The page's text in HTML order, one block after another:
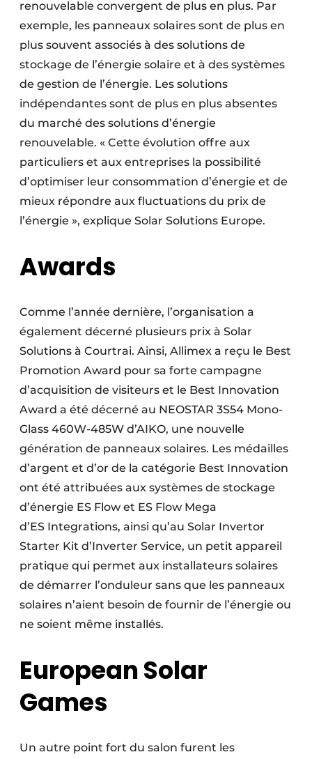
renouvelable convergent de plus en plus. Par
exemple, les panneaux solaires sont de plus en
plus souvent associés à des solutions de
stockage de l’énergie solaire et à des systèmes
de gestion de l’énergie. Les solutions
indépendantes sont de plus en plus absentes
du marché des solutions d’énergie
renouvelable. « Cette évolution offre aux
particuliers et aux entreprises la possibilité
d’optimiser leur consommation d’énergie et de
mieux répondre aux fluctuations du prix de
l’énergie », explique Solar Solutions Europe.
Awards
Comme l’année dernière, l’organisation a
également décerné plusieurs prix à Solar
Solutions à Courtrai. Ainsi, Allimex a reçu le Best
Promotion Award pour sa forte campagne
d’acquisition de visiteurs et le Best Innovation
Award a été décerné au NEOSTAR 3S54 Mono-
Glass 460W-485W ­d’AIKO, une nouvelle
génération de panneaux solaires. Les médailles
d’argent et d’or de la catégorie Best Innovation
ont été attribuées aux systèmes de stockage
d’énergie ES Flow et ES Flow Mega
d’ES Integrations, ainsi qu’au Solar Invertor
Starter Kit d’Inverter Service, un petit appareil
pratique qui permet aux installateurs solaires
de démarrer l’onduleur sans que les panneaux
solaires n’aient besoin de fournir de l’énergie ou
ne soient même installés.
European Solar
Games
Un autre point fort du salon furent les